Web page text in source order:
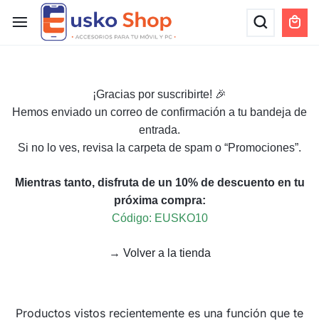
¡Gracias por suscribirte! 🎉
Hemos enviado un correo de confirmación a tu bandeja de
entrada.
Si no lo ves, revisa la carpeta de spam o “Promociones”.
Mientras tanto, disfruta de un 10% de descuento en tu
próxima compra:
Código: EUSKO10
→ Volver a la tienda
Productos vistos recientemente es una función que te